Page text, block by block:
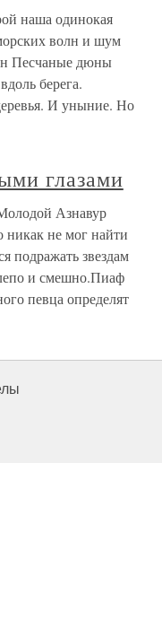
наша одинокая
волн и шум
Песчаные дюны
берега.
И уныние. Но
глазами
Азнавур
никак не мог найти
подражать звездам
и смешно.Пиаф
певца определят